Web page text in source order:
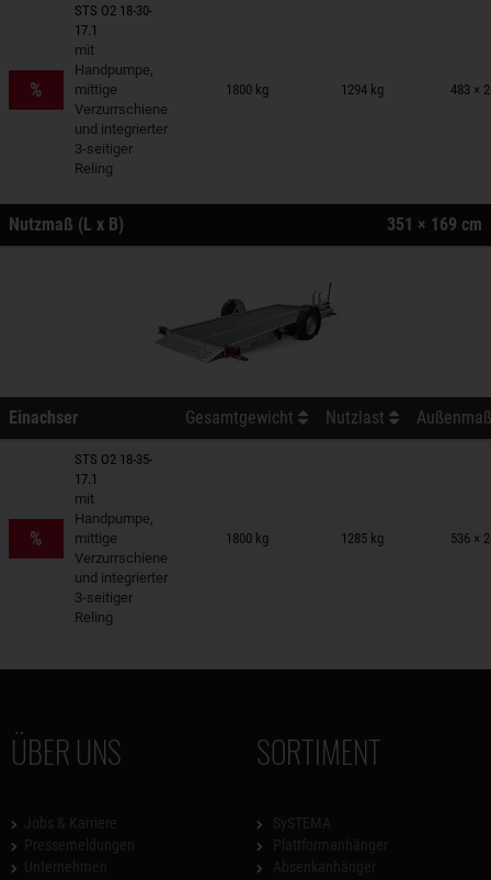
%
STS O2 18-30-
17.1
mit
Handpumpe,
mittige
Verzurrschiene
und integrierter
3-seitiger
Reling
1800 kg 1294 kg 483 ×
auf Merkzettel
Nutzmaß (L x B) 351 × 169 cm
Einachser Gesamtgewicht Nutzlast
%
STS O2 18-35-
17.1
mit
Handpumpe,
mittige
Verzurrschiene
und integrierter
3-seitiger
Reling
1800 kg 1285 kg 536 ×
auf Merkzettel
ÜBER UNS SORTIMENT